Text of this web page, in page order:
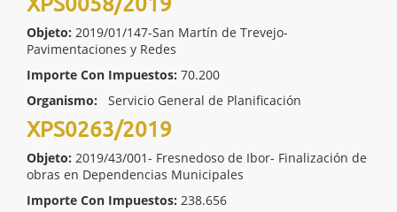
Objeto: 2019/01/147-San Martín de Trevejo-
Pavimentaciones y Redes
Importe Con Impuestos: 70.200
Organismo:
Servicio General de Planificación
XPS0263/2019
Objeto: 2019/43/001- Fresnedoso de Ibor- Finalización de
obras en Dependencias Municipales
Importe Con Impuestos: 238.656